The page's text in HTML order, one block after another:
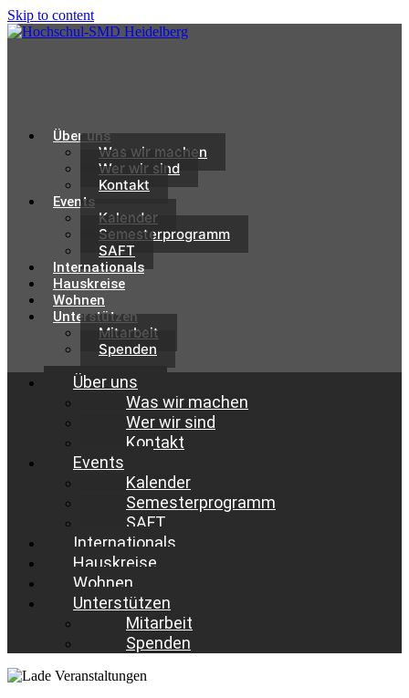
Skip to content
Über uns
Was wir machen
Wer wir sind
Kontakt
Events
Kalender
Semesterprogramm
SAFT
Internationals
Hauskreise
Wohnen
Unterstützen
Mitarbeit
Spenden
Über uns
Was wir machen
Wer wir sind
Kontakt
Events
Kalender
Semesterprogramm
SAFT
Internationals
Hauskreise
Wohnen
Unterstützen
Mitarbeit
Spenden